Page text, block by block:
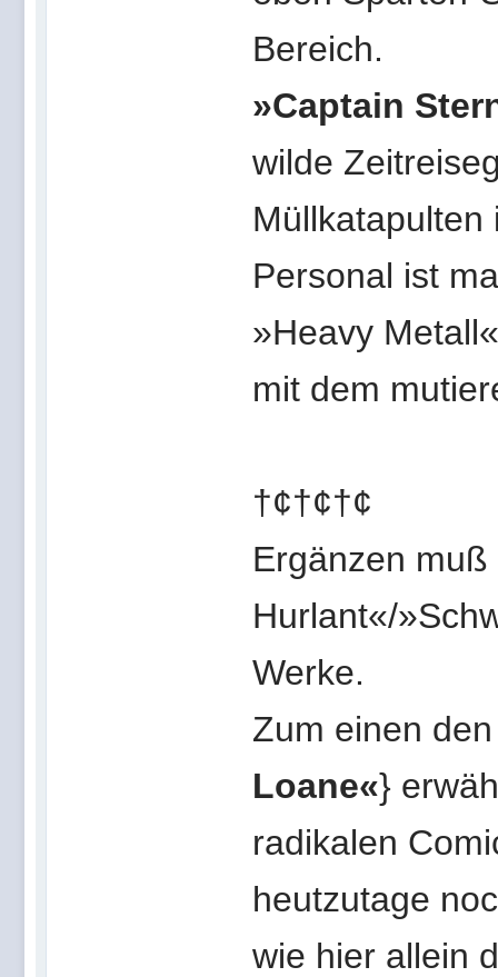
Bereich.
»Captain
wilde
Müllkatapulten
Personal ist
»Heavy
mit dem
†¢†¢†¢
Ergänzen
Hurlant«/
Werke.
Zum einen
Loane«}
radikalen
heutzutage
wie hier allein